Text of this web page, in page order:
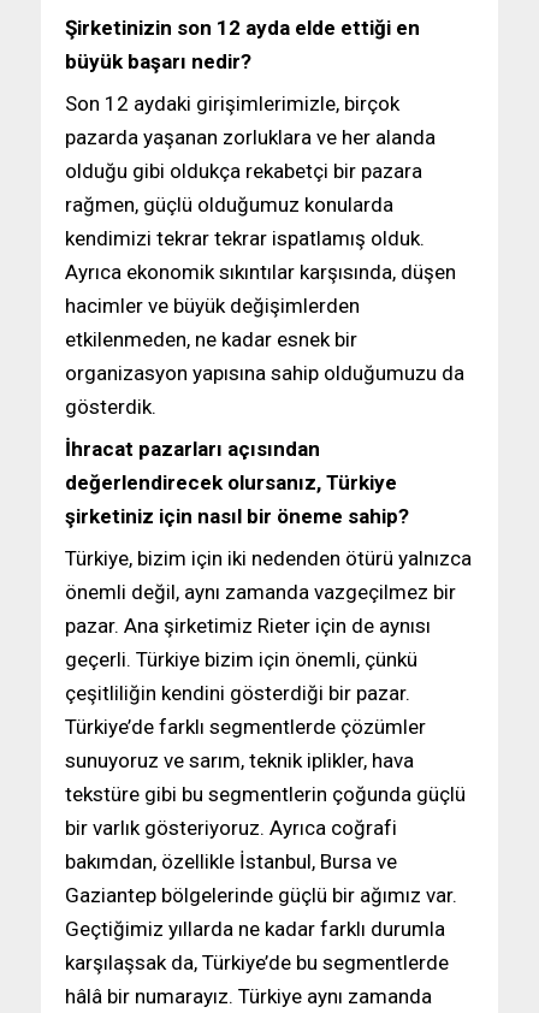
Şirketinizin son 12 ayda elde ettiği en
büyük başarı nedir?
Son 12 aydaki girişimlerimizle, birçok
pazarda yaşanan zorluklara ve her alanda
olduğu gibi oldukça rekabetçi bir pazara
rağmen, güçlü olduğumuz konularda
kendimizi tekrar tekrar ispatlamış olduk.
Ayrıca ekonomik sıkıntılar karşısında, düşen
hacimler ve büyük değişimlerden
etkilenmeden, ne kadar esnek bir
organizasyon yapısına sahip olduğumuzu da
gösterdik.
İhracat pazarları açısından
değerlendirecek olursanız, Türkiye
şirketiniz için nasıl bir öneme sahip?
Türkiye, bizim için iki nedenden ötürü yalnızca
önemli değil, aynı zamanda vazgeçilmez bir
pazar. Ana şirketimiz Rieter için de aynısı
geçerli. Türkiye bizim için önemli, çünkü
çeşitliliğin kendini gösterdiği bir pazar.
Türkiye’de farklı segmentlerde çözümler
sunuyoruz ve sarım, teknik iplikler, hava
tekstüre gibi bu segmentlerin çoğunda güçlü
bir varlık gösteriyoruz. Ayrıca coğrafi
bakımdan, özellikle İstanbul, Bursa ve
Gaziantep bölgelerinde güçlü bir ağımız var.
Geçtiğimiz yıllarda ne kadar farklı durumla
karşılaşsak da, Türkiye’de bu segmentlerde
hâlâ bir numarayız. Türkiye aynı zamanda